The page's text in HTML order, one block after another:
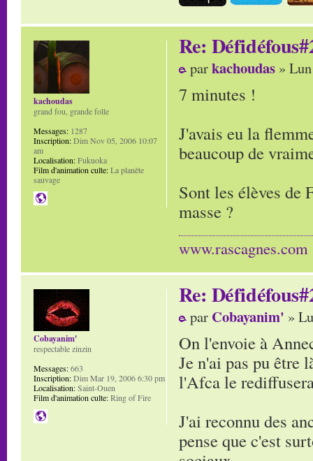
Re:
parkachoudas »
7 minutes !
J'avais eu la
beaucoup de
Sont les élèves de
masse ?
www.rascagnes.com
kachoudas
grand fou, grande folle
Messages: 1287
Inscription:Dim Nov 05, 2006 10:07
am
Localisation:Fukuoka
Film d'animation culte:La planète
sauvage
Re:
par Cobayanim' »
On l'envoie à
Je n'ai pas pu être
l'Afca le
J'ai reconnu des
pense que c'est
Cobayanim'
respectable zinzin
Messages:663
Inscription:Dim Mar 19, 2006 6:30 pm
Localisation:Saint-Ouen
Film d'animation culte:Ring of Fire